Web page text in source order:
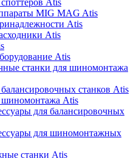
MIG MAG Atis
Atis
Atis
Atis
станки для шиномонтажа
станков Atis
шиномонтажа Atis
для балансировочных
для шиномонтажных
станки Atis